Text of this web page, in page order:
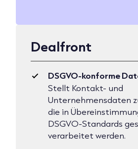
Dealfront
DSGVO-konforme
Stellt Kontakt- und
Unternehmensdaten
die in
DSGVO-Standards
verarbeitet werden.